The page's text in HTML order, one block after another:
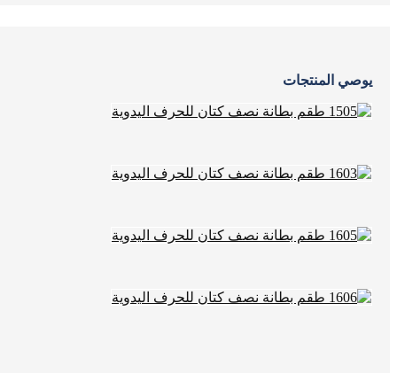
يوصي المنتجات